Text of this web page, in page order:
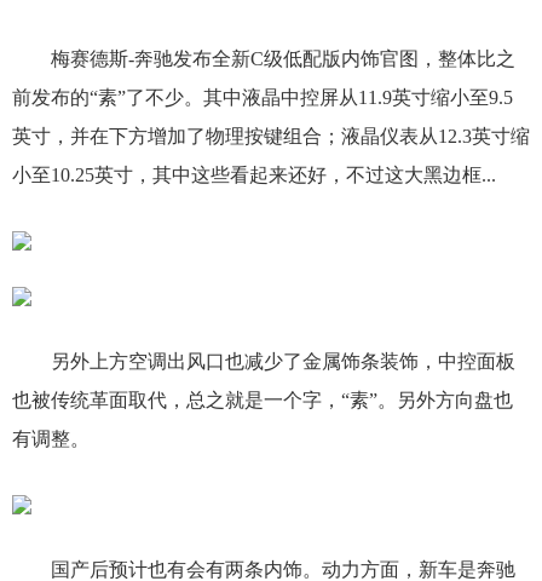
梅赛德斯-奔驰发布全新C级低配版内饰官图，整体比之
前发布的“素”了不少。其中液晶中控屏从11.9英寸缩小至9.5
英寸，并在下方增加了物理按键组合；液晶仪表从12.3英寸缩
小至10.25英寸，其中这些看起来还好，不过这大黑边框...
另外上方空调出风口也减少了金属饰条装饰，中控面板
也被传统革面取代，总之就是一个字，“素”。另外方向盘也
有调整。
国产后预计也有会有两条内饰。动力方面，新车是奔驰